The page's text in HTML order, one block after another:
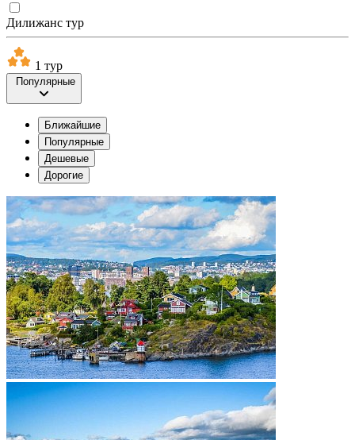
Дилижанс тур
1 тур
Популярные
Ближайшие
Популярные
Дешевые
Дорогие